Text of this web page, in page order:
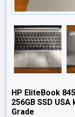
HP EliteBook
256GB SSD
Grade